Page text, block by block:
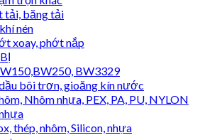
tải, băng tải
nén
xoay, phớt nắp
BW3329
bôi trơn, gioăng kín nước
Nhôm nhựa, PEX, PA, PU, NYLON
thép, nhôm, Silicon, nhựa